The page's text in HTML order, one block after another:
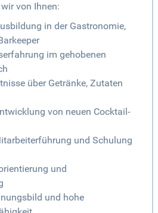
von Ihnen:
in der Gastronomie,
im gehobenen
über Getränke, Zutaten
von neuen Cocktail-
und Schulung
und
und hohe